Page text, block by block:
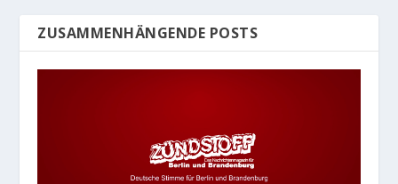
ZUSAMMENHÄNGENDE POSTS